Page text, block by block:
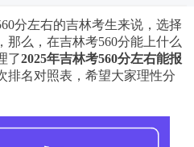
分左右的吉林考生来说，选择
那么，在吉林考560分能上什么
了2025年吉林考560分左右能报
排名对照表，希望大家理性分